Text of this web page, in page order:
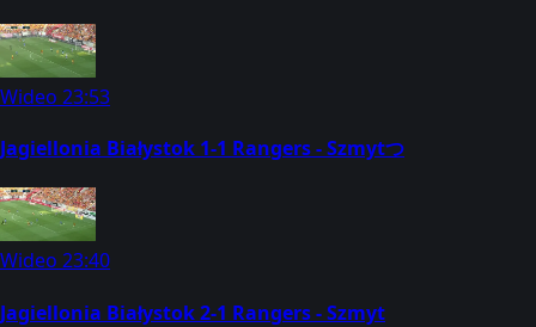
Wideo 23:53
Jagiellonia Białystok 1-1 Rangers - Szmytつ
Wideo 23:40
Jagiellonia Białystok 2-1 Rangers - Szmyt